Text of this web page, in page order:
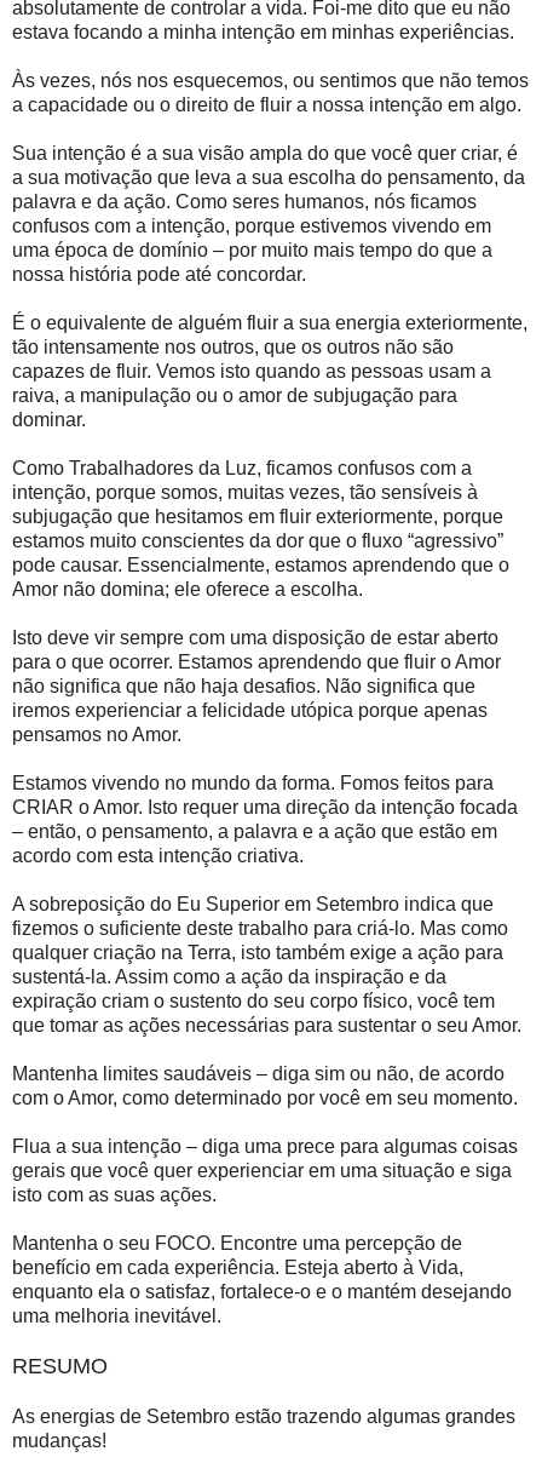
absolutamente de controlar a vida. Foi-me dito que eu não
estava focando a minha intenção em minhas experiências.
Às vezes, nós nos esquecemos, ou sentimos que não temos
a capacidade ou o direito de fluir a nossa intenção em algo.
Sua intenção é a sua visão ampla do que você quer criar, é
a sua motivação que leva a sua escolha do pensamento, da
palavra e da ação. Como seres humanos, nós ficamos
confusos com a intenção, porque estivemos vivendo em
uma época de domínio – por muito mais tempo do que a
nossa história pode até concordar.
É o equivalente de alguém fluir a sua energia exteriormente,
tão intensamente nos outros, que os outros não são
capazes de fluir. Vemos isto quando as pessoas usam a
raiva, a manipulação ou o amor de subjugação para
dominar.
Como Trabalhadores da Luz, ficamos confusos com a
intenção, porque somos, muitas vezes, tão sensíveis à
subjugação que hesitamos em fluir exteriormente, porque
estamos muito conscientes da dor que o fluxo “agressivo”
pode causar. Essencialmente, estamos aprendendo que o
Amor não domina; ele oferece a escolha.
Isto deve vir sempre com uma disposição de estar aberto
para o que ocorrer. Estamos aprendendo que fluir o Amor
não significa que não haja desafios. Não significa que
iremos experienciar a felicidade utópica porque apenas
pensamos no Amor.
Estamos vivendo no mundo da forma. Fomos feitos para
CRIAR o Amor. Isto requer uma direção da intenção focada
– então, o pensamento, a palavra e a ação que estão em
acordo com esta intenção criativa.
A sobreposição do Eu Superior em Setembro indica que
fizemos o suficiente deste trabalho para criá-lo. Mas como
qualquer criação na Terra, isto também exige a ação para
sustentá-la. Assim como a ação da inspiração e da
expiração criam o sustento do seu corpo físico, você tem
que tomar as ações necessárias para sustentar o seu Amor.
Mantenha limites saudáveis – diga sim ou não, de acordo
com o Amor, como determinado por você em seu momento.
Flua a sua intenção – diga uma prece para algumas coisas
gerais que você quer experienciar em uma situação e siga
isto com as suas ações.
Mantenha o seu FOCO. Encontre uma percepção de
benefício em cada experiência. Esteja aberto à Vida,
enquanto ela o satisfaz, fortalece-o e o mantém desejando
uma melhoria inevitável.
RESUMO
As energias de Setembro estão trazendo algumas grandes
mudanças!